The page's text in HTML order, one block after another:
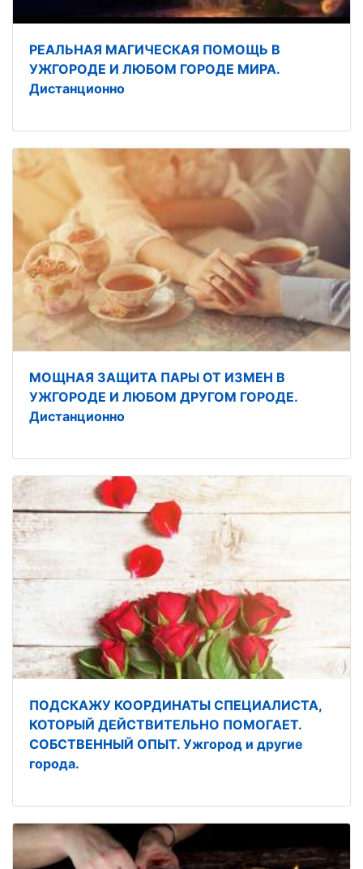
РЕАЛЬНАЯ МАГИЧЕСКАЯ ПОМОЩЬ В
УЖГОРОДЕ И ЛЮБОМ ГОРОДЕ МИРА.
Дистанционно
МОЩНАЯ ЗАЩИТА ПАРЫ ОТ ИЗМЕН В
УЖГОРОДЕ И ЛЮБОМ ДРУГОМ ГОРОДЕ.
Дистанционно
ПОДСКАЖУ КООРДИНАТЫ СПЕЦИАЛИСТА,
КОТОРЫЙ ДЕЙСТВИТЕЛЬНО ПОМОГАЕТ.
СОБСТВЕННЫЙ ОПЫТ. Ужгород и другие
города.